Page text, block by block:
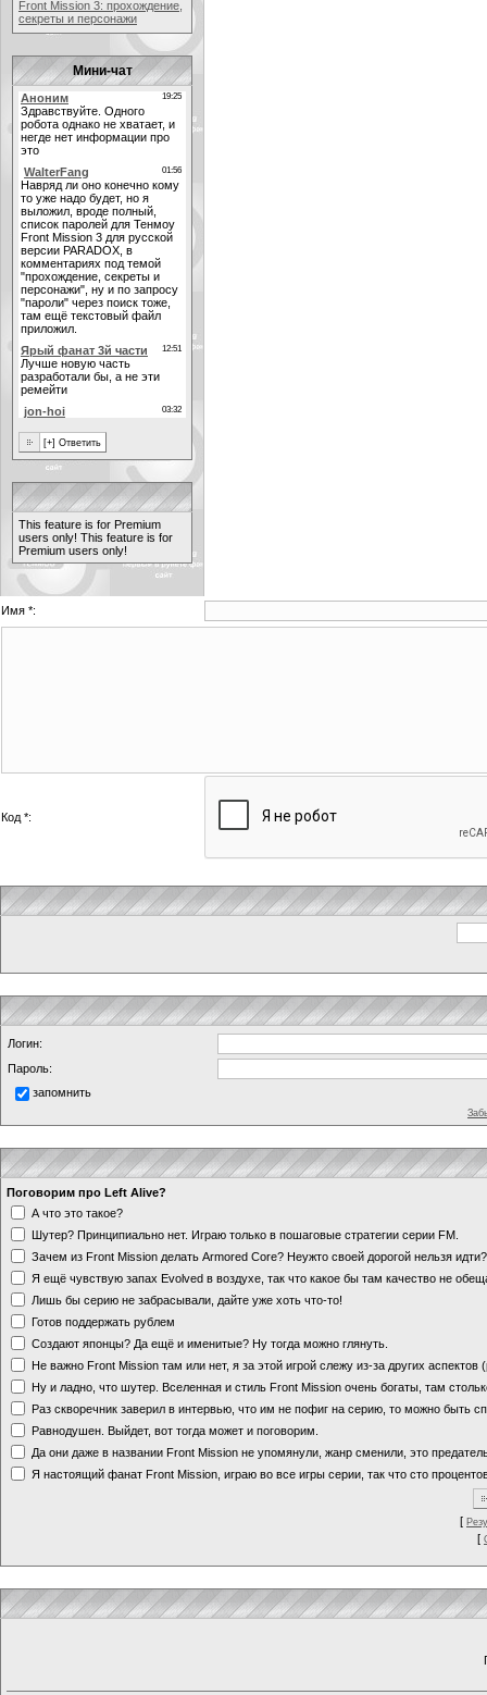
Front Mission 3: прохождение,
секреты и персонажи
Мини-чат
This feature is for Premium
users only! This feature is for
Premium users only!
Имя *:
Код *:
Логин:
Пароль:
запомнить
Поговорим про Left Alive?
А что это такое?
Шутер? Принципиально нет. Играю только в пошаговые стратегии серии FM.
Зачем из Front Mission делать Armored Core? Неужто своей дорогой нельзя
Я ещё чувствую запах Evolved в воздухе, так что какое бы там качество не
Лишь бы серию не забрасывали, дайте уже хоть что-то!
Готов поддержать рублем
Создают японцы? Да ещё и именитые? Ну тогда можно глянуть.
Не важно Front Mission там или нет, я за этой игрой слежу из-за других аспектов
Ну и ладно, что шутер. Вселенная и стиль Front Mission очень богаты, там
Раз скворечник заверил в интервью, что им не пофиг на серию, то можно быть
Равнодушен. Выйдет, вот тогда может и поговорим.
Да они даже в названии Front Mission не упомянули, жанр сменили, это
Я настоящий фанат Front Mission, играю во все игры серии, так что сто
[
[